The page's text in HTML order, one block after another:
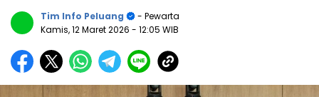
Tim Info Peluang
- Pewarta
Kamis, 12 Maret 2026 - 12:05 WIB